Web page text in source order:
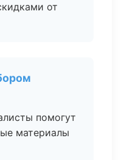
от
помогут
материалы